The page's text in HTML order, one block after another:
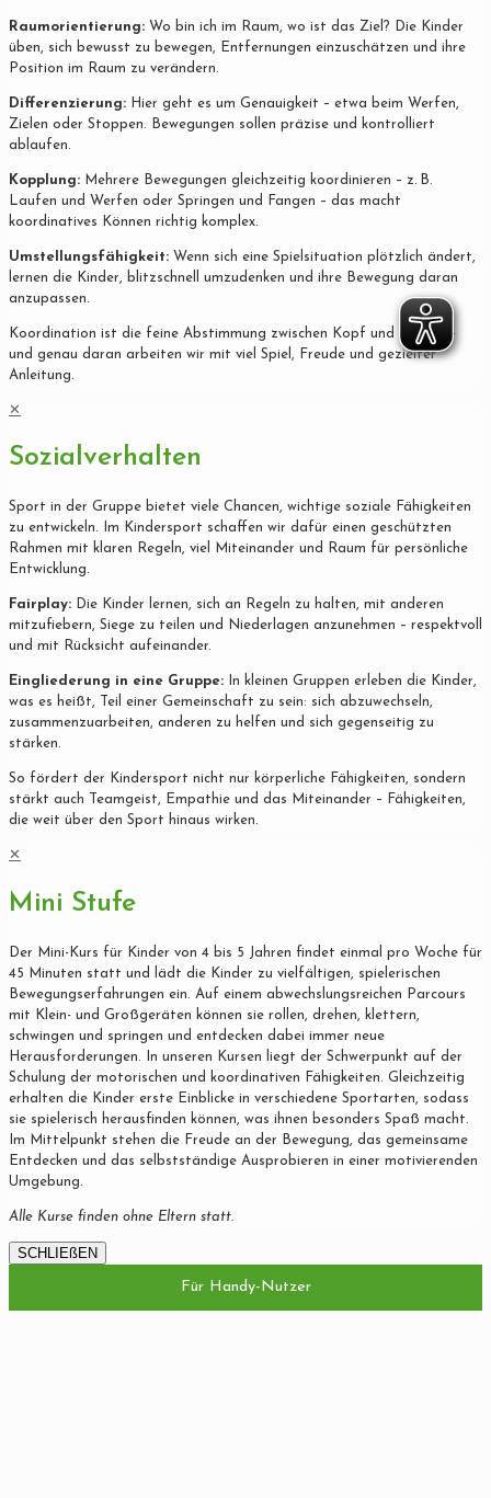
Raumorientierung: Wo bin ich im Raum, wo ist das Ziel? Die Kinder
üben, sich bewusst zu bewegen, Entfernungen einzuschätzen und ihre
Position im Raum zu verändern.
Differenzierung: Hier geht es um Genauigkeit – etwa beim Werfen,
Zielen oder Stoppen. Bewegungen sollen präzise und kontrolliert
ablaufen.
Kopplung: Mehrere Bewegungen gleichzeitig koordinieren – z. B.
Laufen und Werfen oder Springen und Fangen – das macht
koordinatives Können richtig komplex.
Umstellungsfähigkeit: Wenn sich eine Spielsituation plötzlich ändert,
lernen die Kinder, blitzschnell umzudenken und ihre Bewegung daran
anzupassen.
Koordination ist die feine Abstimmung zwischen Kopf und Körper –
und genau daran arbeiten wir mit viel Spiel, Freude und gezielter
Anleitung.
✕
Sozialverhalten
Sport in der Gruppe bietet viele Chancen, wichtige soziale Fähigkeiten
zu entwickeln. Im Kindersport schaffen wir dafür einen geschützten
Rahmen mit klaren Regeln, viel Miteinander und Raum für persönliche
Entwicklung.
Fairplay: Die Kinder lernen, sich an Regeln zu halten, mit anderen
mitzufiebern, Siege zu teilen und Niederlagen anzunehmen – respektvoll
und mit Rücksicht aufeinander.
Eingliederung in eine Gruppe: In kleinen Gruppen erleben die Kinder,
was es heißt, Teil einer Gemeinschaft zu sein: sich abzuwechseln,
zusammenzuarbeiten, anderen zu helfen und sich gegenseitig zu
stärken.
So fördert der Kindersport nicht nur körperliche Fähigkeiten, sondern
stärkt auch Teamgeist, Empathie und das Miteinander – Fähigkeiten,
die weit über den Sport hinaus wirken.
✕
Mini Stufe
Der Mini-Kurs für Kinder von 4 bis 5 Jahren findet einmal pro Woche für
45 Minuten statt und lädt die Kinder zu vielfältigen, spielerischen
Bewegungserfahrungen ein. Auf einem abwechslungsreichen Parcours
mit Klein- und Großgeräten können sie rollen, drehen, klettern,
schwingen und springen und entdecken dabei immer neue
Herausforderungen. In unseren Kursen liegt der Schwerpunkt auf der
Schulung der motorischen und koordinativen Fähigkeiten. Gleichzeitig
erhalten die Kinder erste Einblicke in verschiedene Sportarten, sodass
sie spielerisch herausfinden können, was ihnen besonders Spaß macht.
Im Mittelpunkt stehen die Freude an der Bewegung, das gemeinsame
Entdecken und das selbstständige Ausprobieren in einer motivierenden
Umgebung.
Alle Kurse finden ohne Eltern statt.
SCHLIEßEN
Für Handy-Nutzer